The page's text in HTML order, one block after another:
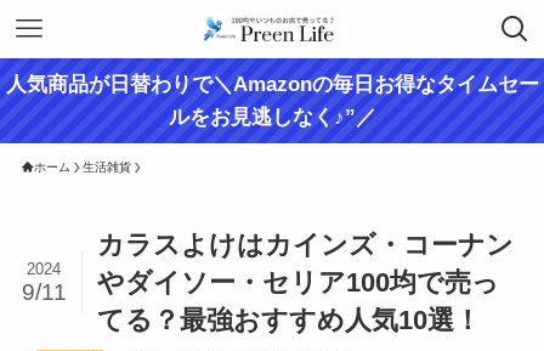
人気商品が日替わりで＼Amazonの毎日お得なタイムセー
ルをお見逃しなく♪”／
ホーム 生活雑貨
カラスよけはカインズ・コーナン
やダイソー・セリア100均で売っ
てる？最強おすすめ人気10選！
2024
9/11